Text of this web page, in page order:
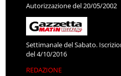
Autorizzazione del 20/05/2002
Settimanale del Sabato.
del 4/10/2016
REDAZIONE